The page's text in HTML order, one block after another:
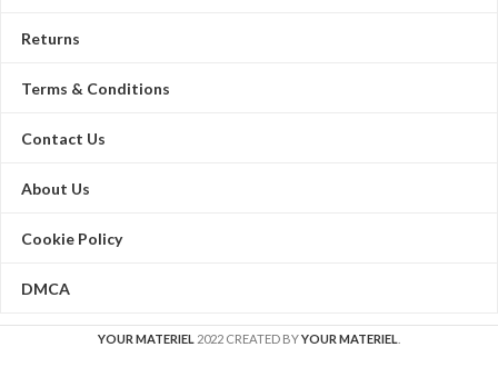
Returns
Terms & Conditions
Contact Us
About Us
Cookie Policy
DMCA
YOUR MATERIEL 2022 CREATED BYYOUR MATERIEL